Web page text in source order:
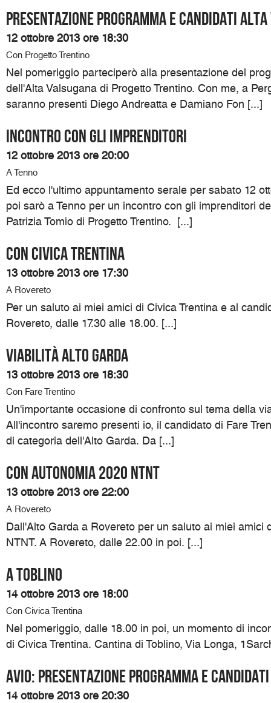
Presentazione programma e candidati Alta
12 ottobre 2013 ore 18:30
Con Progetto Trentino
Nel pomeriggio parteciperò alla presentazione del
dell'Alta Valsugana di Progetto Trentino. Con me, a
saranno presenti Diego Andreatta e Damiano Fon [...]
Incontro con gli imprenditori
12 ottobre 2013 ore 20:00
A Tenno
Ed ecco l'ultimo appuntamento serale per sabato 12
poi sarò a Tenno per un incontro con gli imprenditori
Patrizia Tomio di Progetto Trentino. [...]
Con Civica Trentina
13 ottobre 2013 ore 17:30
A Rovereto
Per un saluto ai miei amici di Civica Trentina e al
Rovereto, dalle 17.30 alle 18.00. [...]
Viabilità Alto Garda
13 ottobre 2013 ore 18:30
Con Fare Trentino
Un'importante occasione di confronto sul tema della
All'incontro saremo presenti io, il candidato di Fare
di categoria dell'Alto Garda. Da [...]
Con Autonomia 2020 NTNT
13 ottobre 2013 ore 22:00
A Rovereto
Dall'Alto Garda a Rovereto per un saluto ai miei amici
NTNT. A Rovereto, dalle 22.00 in poi. [...]
A Toblino
14 ottobre 2013 ore 18:00
Con Civica Trentina
Nel pomeriggio, dalle 18.00 in poi, un momento di
di Civica Trentina. Cantina di Toblino, Via Longa,
Avio: presentazione programma e candidati
14 ottobre 2013 ore 20:30